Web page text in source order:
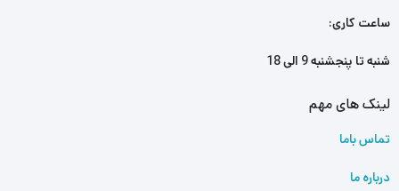
ساعت کاری:
شنبه تا پنجشنبه 9 الی 18
لینک های مهم
تماس باما
درباره ما